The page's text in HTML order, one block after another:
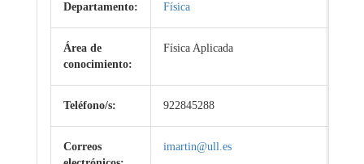
Departamento: Física
Área de
conocimiento:
Física Aplicada
Teléfono/s: 922845288
Correos
imartin@ull.es